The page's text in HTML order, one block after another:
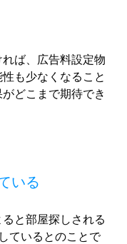
ば、広告料設定物
も少なくなること
どこまで期待でき
いる
と部屋探しされる
ているとのことで